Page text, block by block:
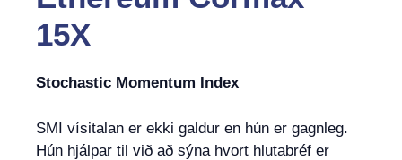
15X
Stochastic Momentum Index
SMI vísitalan er ekki galdur en hún er gagnleg.
Hún hjálpar til við að sýna hvort hlutabréf er